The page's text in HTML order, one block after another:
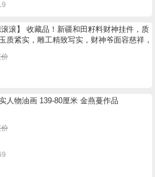
滚滚】 收藏品！新疆和田籽料财神挂件，质
质紧实，雕工精致写实，财神爷面容慈祥，
亲切可爱，刻画逼真，生动形象，年年有
到，财神到，财富来，金银满屋贵气足，
人物油画 139-80厘米 金燕蔓作品